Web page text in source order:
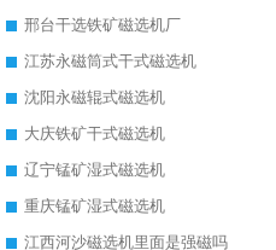
邢台干选铁矿磁选机厂
江苏永磁筒式干式磁选机
沈阳永磁辊式磁选机
大庆铁矿干式磁选机
辽宁锰矿湿式磁选机
重庆锰矿湿式磁选机
江西河沙磁选机里面是强磁吗